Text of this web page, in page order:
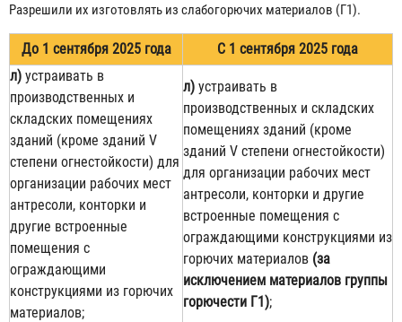
Разрешили их изготовлять из слабогорючих материалов (Г1).
До 1 сентября 2025 года
С 1 сентября 2025 года
л) устраивать в
производственных и
складских помещениях
зданий (кроме зданий V
степени огнестойкости) для
организации рабочих мест
антресоли, конторки и
другие встроенные
помещения с
ограждающими
конструкциями из горючих
материалов;
л) устраивать в
производственных и складских
помещениях зданий (кроме
зданий V степени огнестойкости)
для организации рабочих мест
антресоли, конторки и другие
встроенные помещения с
ограждающими конструкциями из
горючих материалов (за
исключением материалов группы
горючести Г1);